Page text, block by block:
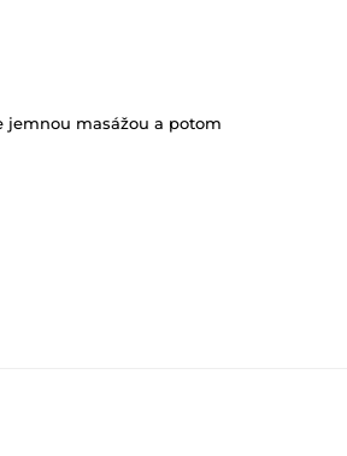
jemnou masážou a potom